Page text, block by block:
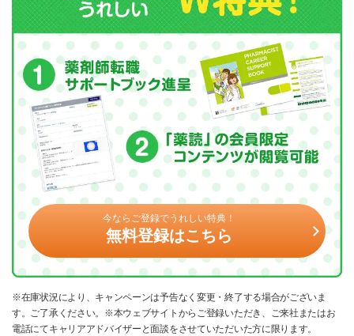
今ならご登録でうれしい特典！
無料登録はこちら
※在庫状況により、キャンペーンは予告なく変更・終了する場合がございま
す。ご了承ください。※本ウェブサイトからご登録いただき、ご来社またはお
電話にてキャリアアドバイザーと面談をさせていただいた方に限ります。